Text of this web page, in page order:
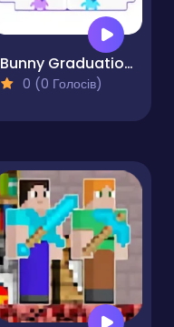
Bunny Graduation Double
0 (0 Голосів)